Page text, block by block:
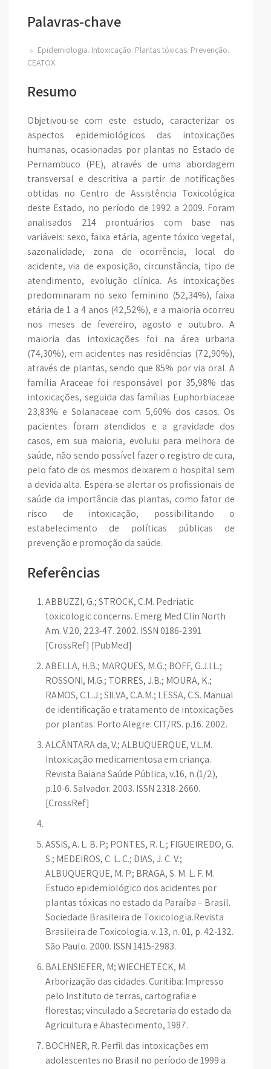
Palavras-chave
Epidemiologia. Intoxicação. Plantas tóxicas. Prevenção.
CEATOX.
Resumo
Objetivou-se com este estudo, caracterizar os
aspectos epidemiológicos das intoxicações
humanas, ocasionadas por plantas no Estado de
Pernambuco (PE), através de uma abordagem
transversal e descritiva a partir de notificações
obtidas no Centro de Assistência Toxicológica
deste Estado, no período de 1992 a 2009. Foram
analisados 214 prontuários com base nas
variáveis: sexo, faixa etária, agente tóxico vegetal,
sazonalidade, zona de ocorrência, local do
acidente, via de exposição, circunstância, tipo de
atendimento, evolução clínica. As intoxicações
predominaram no sexo feminino (52,34%), faixa
etária de 1 a 4 anos (42,52%), e a maioria ocorreu
nos meses de fevereiro, agosto e outubro. A
maioria das intoxicações foi na área urbana
(74,30%), em acidentes nas residências (72,90%),
através de plantas, sendo que 85% por via oral. A
família Araceae foi responsável por 35,98% das
intoxicações, seguida das famílias Euphorbiaceae
23,83% e Solanaceae com 5,60% dos casos. Os
pacientes foram atendidos e a gravidade dos
casos, em sua maioria, evoluiu para melhora de
saúde, não sendo possível fazer o registro de cura,
pelo fato de os mesmos deixarem o hospital sem
a devida alta. Espera-se alertar os profissionais de
saúde da importância das plantas, como fator de
risco de intoxicação, possibilitando o
estabelecimento de políticas públicas de
prevenção e promoção da saúde.
Referências
ABBUZZI, G.; STROCK, C.M. Pedriatic
toxicologic concerns. Emerg Med Clin North
Am. V.20, 223-47. 2002. ISSN 0186-2391
[CrossRef] [PubMed]
ABELLA, H.B.; MARQUES, M.G.; BOFF, G.J.I.L.;
ROSSONI, M.G.; TORRES, J.B.; MOURA, K.;
RAMOS, C.L.J.; SILVA, C.A.M.; LESSA, C.S. Manual
de identificação e tratamento de intoxicações
por plantas. Porto Alegre: CIT/RS. p.16. 2002.
ALCÂNTARA da, V.; ALBUQUERQUE, V.L.M.
Intoxicação medicamentosa em criança.
Revista Baiana Saúde Pública, v.16, n.(1/2),
p.10-6. Salvador. 2003. ISSN 2318-2660.
[CrossRef]
ASSIS, A. L. B. P.; PONTES, R. L.; FIGUEIREDO, G.
S.; MEDEIROS, C. L. C.; DIAS, J. C. V.;
ALBUQUERQUE, M. P.; BRAGA, S. M. L. F. M.
Estudo epidemiológico dos acidentes por
plantas tóxicas no estado da Paraíba – Brasil.
Sociedade Brasileira de Toxicologia.Revista
Brasileira de Toxicologia. v. 13, n. 01, p. 42-132.
São Paulo. 2000. ISSN 1415-2983.
BALENSIEFER, M; WIECHETECK, M.
Arborização das cidades. Curitiba: Impresso
pelo Instituto de terras, cartografia e
florestas; vinculado a Secretaria do estado da
Agricultura e Abastecimento, 1987.
BOCHNER, R. Perfil das intoxicações em
adolescentes no Brasil no período de 1999 a